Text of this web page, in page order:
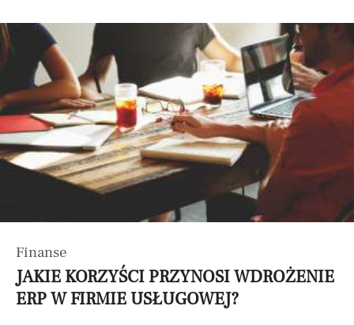
Finanse
JAKIE KORZYŚCI PRZYNOSI WDROŻENIE
ERP W FIRMIE USŁUGOWEJ?